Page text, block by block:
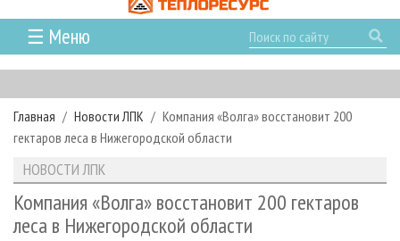
☰ Меню
ГЛАВНАЯ
РУБРИКИ И ТЕМЫ
РУБРИКИ ЖУРНАЛА
ЛЕСОЗАГОТОВКА
ЛЕСОПИЛЕНИЕ
НОВОСТИ
НОВОСТИ ЛПК
НОВОСТИ ЖУРНАЛА
ПРОЕКТЫ ЛПИ
АНАЛИТИКА
ПРЕДПРИЯТИЯ ЛПК
АРХИВ ЖУРНАЛОВ
О ЖУРНАЛЕ
Главная Новости ЛПК
Компания «Волга» восстановит 200
гектаров леса в Нижегородской области
НОВОСТИ ЛПК
Компания «Волга» восстановит 200 гектаров
леса в Нижегородской области